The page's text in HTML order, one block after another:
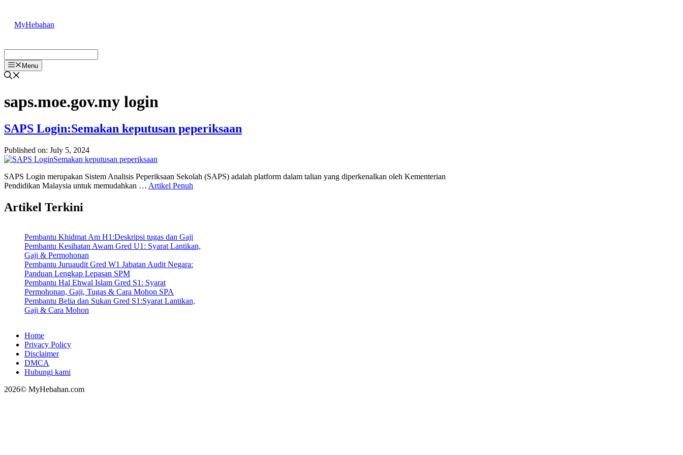
content
MyHebahan
Menu
saps.moe.gov.my login
SAPS Login:Semakan keputusan peperiksaan
Published on: July 5, 2024
SAPS Login merupakan Sistem Analisis Peperiksaan Sekolah (SAPS) adalah platform dalam talian yang diperkenalkan oleh Kementerian
Pendidikan Malaysia untuk memudahkan … Artikel Penuh
Artikel Terkini
Pembantu Khidmat Am H1:Deskripsi tugas dan Gaji
Pembantu Kesihatan Awam Gred U1: Syarat Lantikan,
Gaji & Permohonan
Pembantu Juruaudit Gred W1 Jabatan Audit Negara:
Panduan Lengkap Lepasan SPM
Pembantu Hal Ehwal Islam Gred S1: Syarat
Permohonan, Gaji, Tugas & Cara Mohon SPA
Pembantu Belia dan Sukan Gred S1:Syarat Lantikan,
Gaji & Cara Mohon
Home
Privacy Policy
Disclaimer
DMCA
Hubungi kami
2026© MyHebahan.com